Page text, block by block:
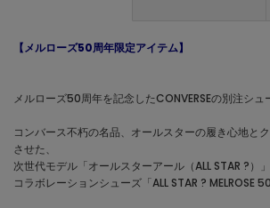
【メルローズ50周年限定アイテム】
メルローズ50周年を記念したCONVERSEの別注シュ
コンバース不朽の名品、オールスターの履き心地と
させた、
次世代モデル「オールスターアール（ALL STAR ?）
コラボレーションシューズ「ALL STAR ? MELROSE